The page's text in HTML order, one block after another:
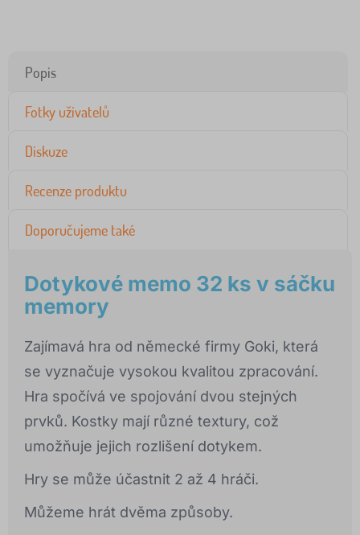
Popis
Fotky uživatelů
Diskuze
Recenze produktu
Doporučujeme také
Dotykové memo 32 ks v sáčku
memory
Zajímavá hra od německé firmy Goki, která
se vyznačuje vysokou kvalitou zpracování.
Hra spočívá ve spojování dvou stejných
prvků. Kostky mají různé textury, což
umožňuje jejich rozlišení dotykem.
Hry se může účastnit 2 až 4 hráči.
Můžeme hrát dvěma způsoby.